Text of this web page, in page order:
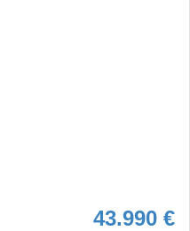
43.990 €